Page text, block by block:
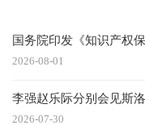
国务院印发《知识产权
2026-08-01
李强赵乐际分别会见斯
2026-07-30